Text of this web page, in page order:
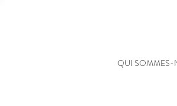
QUI SOMMES-